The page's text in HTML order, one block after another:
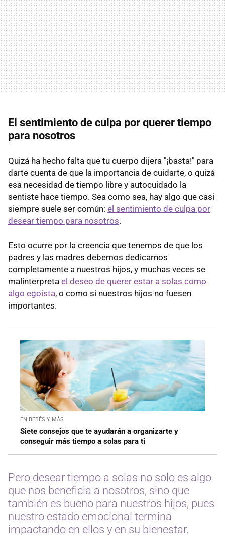
El sentimiento de culpa por querer tiempo
para nosotros
Quizá ha hecho falta que tu cuerpo dijera "¡basta!" para
darte cuenta de que la importancia de cuidarte, o quizá
esa necesidad de tiempo libre y autocuidado la
sentiste hace tiempo. Sea como sea, hay algo que casi
siempre suele ser común: el sentimiento de culpa por
desear tiempo para nosotros.
Esto ocurre por la creencia que tenemos de que los
padres y las madres debemos dedicarnos
completamente a nuestros hijos, y muchas veces se
malinterpreta el deseo de querer estar a solas como
algo egoísta, o como si nuestros hijos no fuesen
importantes.
EN BEBÉS Y MÁS
Siete consejos que te ayudarán a organizarte y
conseguir más tiempo a solas para ti
Pero desear tiempo a solas no solo es algo
que nos beneficia a nosotros, sino que
también es bueno para nuestros hijos, pues
nuestro estado emocional termina
impactando en ellos y en su bienestar.